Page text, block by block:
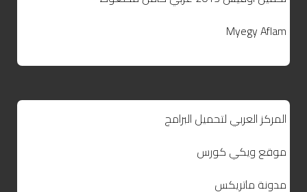
Myegy Aflam
المركز العربي لتحميل البرامج
موقع ويكي كورس
مدونة ماتريكس